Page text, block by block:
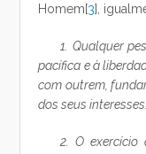
Homem[3],
1. Qualquer
pacífica e à
com outrem,
dos seus interesses.
2. O